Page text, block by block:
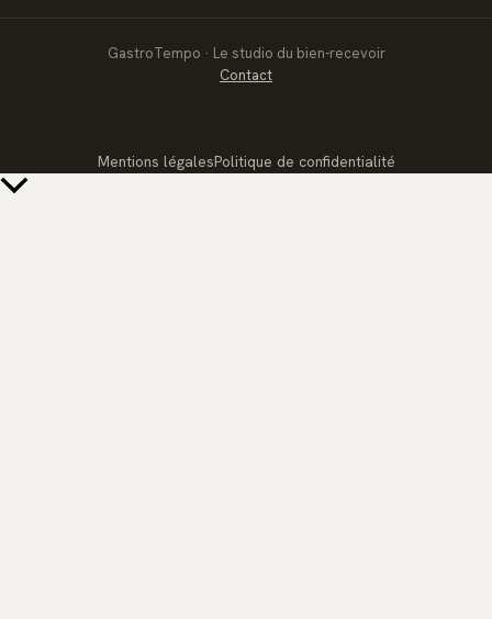
GastroTempo · Le studio du bien-recevoir
Contact
Mentions légalesPolitique de confidentialité